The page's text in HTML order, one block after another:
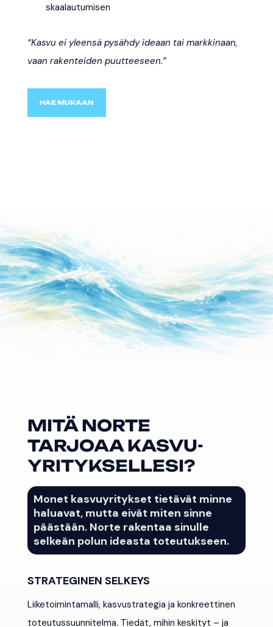
skaalautumisen
“Kasvu ei yleensä pysähdy ideaan tai markkinaan,
vaan rakenteiden puutteeseen.”
HAE MUKAAN
MITÄ NORTE
TARJOAA KASVU-
YRITYKSELLESI?
Monet kasvuyritykset tietävät minne
haluavat, mutta eivät miten sinne
päästään. Norte rakentaa sinulle
selkeän polun ideasta toteutukseen.
STRATEGINEN SELKEYS
Liiketoimintamalli, kasvustrategia ja konkreettinen
toteutussuunnitelma. Tiedät, mihin keskityt – ja